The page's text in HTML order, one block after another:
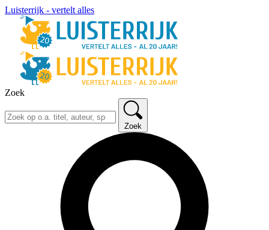
Luisterrijk - vertelt alles
Zoek
Zoek